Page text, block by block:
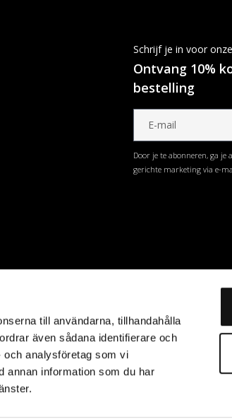
till användarna, tillhandahålla
även sådana identifierare och
och analysföretag som vi
annan information som du har
Schrijf je in voor
Ontvang 10%
bestelling
Door je te abonneren, ga je
gerichte marketing via e-